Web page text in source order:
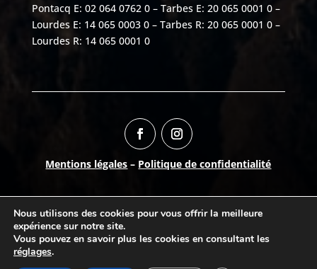
Pontacq E: 02 064 0762 0 – Tarbes E: 20 065 0001 0 –
Lourdes E: 14 065 0003 0 – Tarbes R: 20 065 0001 0 –
Lourdes R: 14 065 0001 0
Mentions légales – Politique de confidentialité
©2026Break-Out Company- Agence de
communication
Nous utilisons des cookies pour vous offrir la meilleure
expérience sur notre site.
Vous pouvez en savoir plus les cookies en consultant les
réglages.